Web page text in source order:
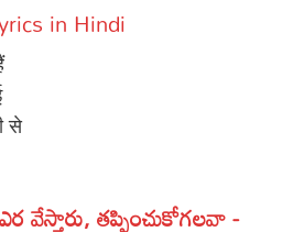
in Hindi
से
వేస్తారు, తప్పించుకోగలవా -